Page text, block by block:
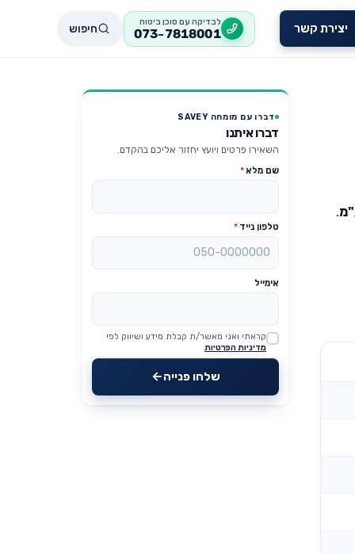
יצירת קשר לבדיקה עם סוכן ביטוח
073-7818001 חיפוש
.
דברו עם מומחה SAVEY
דברו איתנו
השאירו פרטים ויועץ יחזור אליכם בהקדם.
שם מלא*
טלפון נייד *
אימייל
Website
קראתי ואני מאשר/ת קבלת מידע ושיווק לפי
מדיניות הפרטיות
שלחו פנייה